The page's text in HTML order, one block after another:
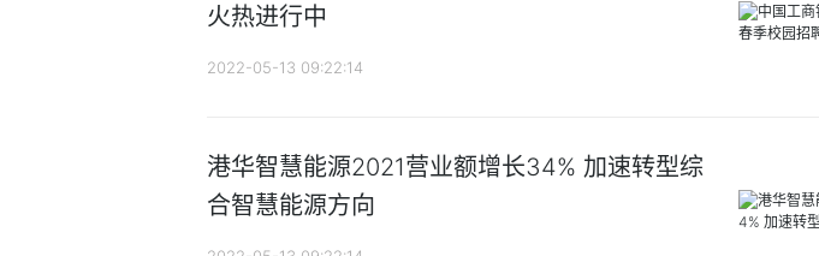
火热进行中
2022-05-13 09:22:14
港华智慧能源2021营业额增长34% 加速转型综
合智慧能源方向